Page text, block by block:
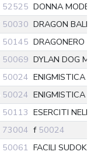
52525 DONNA
50030 DRAGON
50145 DRAGONERO
50069 DYLAN DOG
50024 ENIGMISTICA
50024 ENIGMISTICA
50113 ESERCITI
73004 f 50024
50061 FACILI